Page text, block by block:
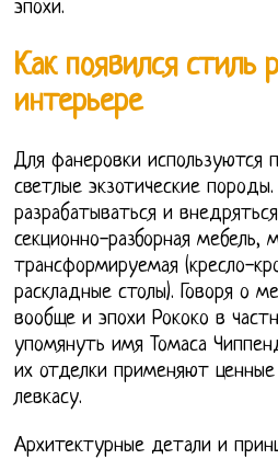
эпохи.
Как появился стиль
интерьере
Для фанеровки используются
светлые экзотические
разрабатываться и
секционно-разборная мебель,
трансформируемая (кресло-
раскладные столы). Говоря о
вообще и эпохи Рококо в
упомянуть имя Томаса
их отделки применяют
левкасу.
Архитектурные детали и